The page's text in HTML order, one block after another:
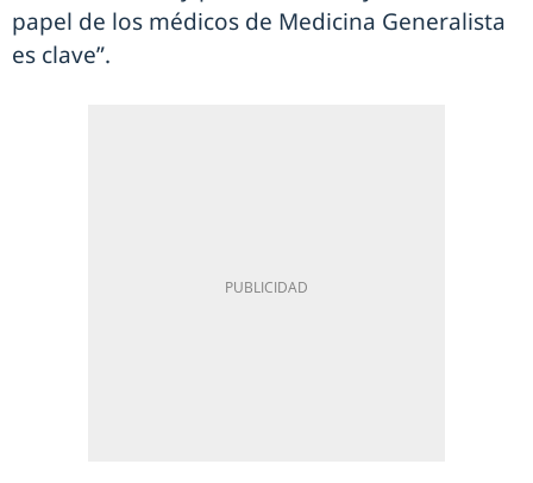
papel de los médicos de Medicina Generalista
es clave”.